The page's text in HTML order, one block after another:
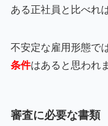
ある正社員と比べれば
不安定な雇用形態で
条件はあると思われ
審査に必要な書類